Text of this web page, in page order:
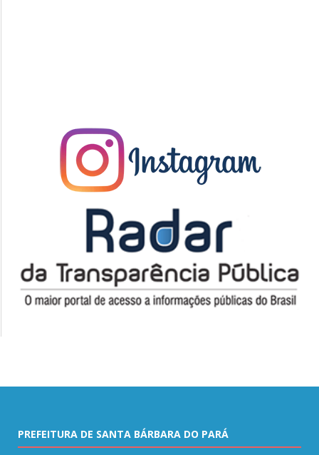
PREFEITURA DE SANTA BÁRBARA DO PARÁ